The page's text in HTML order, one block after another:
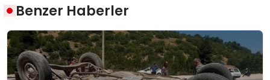
Benzer Haberler